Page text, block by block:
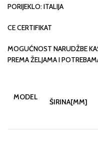
PORIJEKLO: ITALIJA
CE CERTIFIKAT
MOGUĆNOST NARUDŽBE
PREMA ŽELJAMA I
MODEL
ŠIRINA[MM]